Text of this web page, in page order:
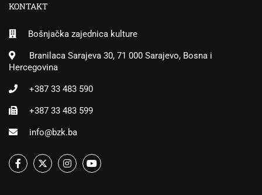
KONTAKT
Bošnjačka zajednica kulture
Branilaca Sarajeva 30, 71 000 Sarajevo, Bosna i
Hercegovina
+387 33 483 590
+387 33 483 599
info@bzk.ba